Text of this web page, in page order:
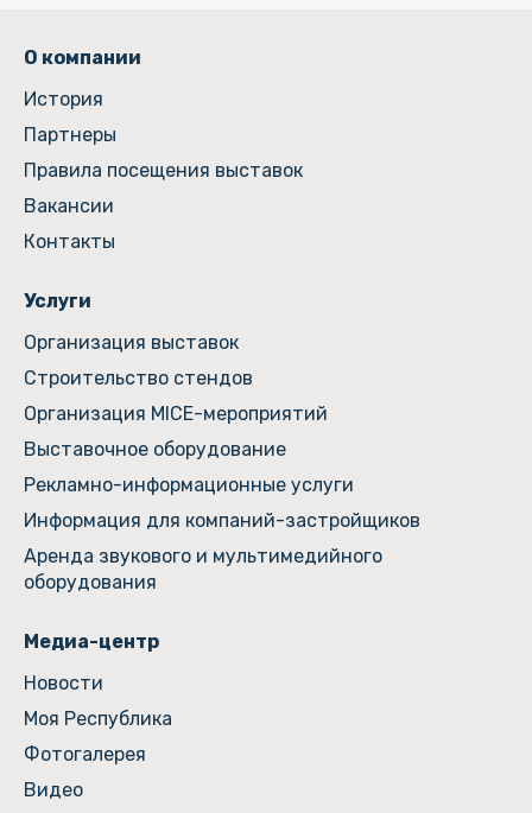
О компании
История
Партнеры
Правила посещения выставок
Вакансии
Контакты
Услуги
Организация выставок
Строительство стендов
Организация MICE-мероприятий
Выставочное оборудование
Рекламно-информационные услуги
Информация для компаний-застройщиков
Аренда звукового и мультимедийного
оборудования
Медиа-центр
Новости
Моя Республика
Фотогалерея
Видео